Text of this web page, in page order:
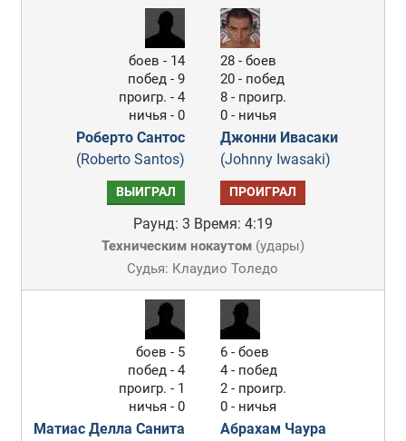
боев - 14
побед - 9
проигр. - 4
ничья - 0
Роберто Сантос
(Roberto Santos)
28 - боев
20 - побед
8 - проигр.
0 - ничья
Джонни Ивасаки
(Johnny Iwasaki)
ВЫИГРАЛ ПРОИГРАЛ
Раунд: 3 Время: 4:19
Техническим нокаутом(удары)
Судья: Клаудио Толедо
боев - 5
побед - 4
проигр. - 1
ничья - 0
Матиас Делла Санита
6 - боев
4 - побед
2 - проигр.
0 - ничья
Абрахам Чаура